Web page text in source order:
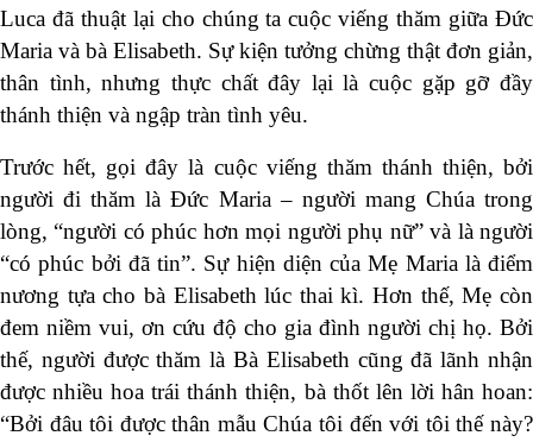
Luca đã thuật lại cho chúng ta cuộc viếng thăm giữa Đức
Maria và bà Elisabeth. Sự kiện tưởng chừng thật đơn giản,
thân tình, nhưng thực chất đây lại là cuộc gặp gỡ đầy
thánh thiện và ngập tràn tình yêu.
Trước hết, gọi đây là cuộc viếng thăm thánh thiện, bởi
người đi thăm là Đức Maria – người mang Chúa trong
lòng, “người có phúc hơn mọi người phụ nữ” và là người
“có phúc bởi đã tin”. Sự hiện diện của Mẹ Maria là điểm
nương tựa cho bà Elisabeth lúc thai kì. Hơn thế, Mẹ còn
đem niềm vui, ơn cứu độ cho gia đình người chị họ. Bởi
thế, người được thăm là Bà Elisabeth cũng đã lãnh nhận
được nhiều hoa trái thánh thiện, bà thốt lên lời hân hoan:
“Bởi đâu tôi được thân mẫu Chúa tôi đến với tôi thế này?